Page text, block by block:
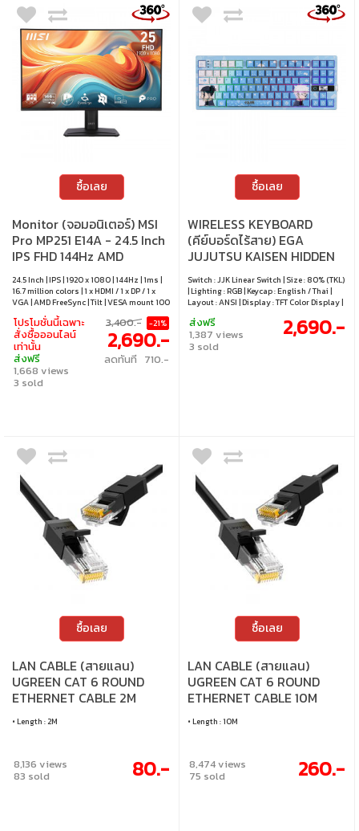
Switch • แสงไฟ : RGB • เลย์เอาต์ : ANSI • การ
เชื่อมต่อ : สาย USB-C เป็น USB-A แบบถอด
ซื้อเลย
Monitor (จอมอนิเตอร์) MSI
Pro MP251 E14A - 24.5 Inch
IPS FHD 144Hz AMD
FreeSync
24.5 Inch | IPS | 1920 x 1080 | 144Hz | 1ms |
16.7 million colors | 1 x HDMI / 1 x DP / 1 x
VGA | AMD FreeSync | Tilt | VESA mount 100
x 100 mm
โปรโมชั่นนี้เฉพาะ
สั่งซื้อออนไลน์
เท่านั้น
ส่งฟรี
1,668 views
3 sold
3,400.- -21%
2,690.-
ลดทันที 710.-
ซื้อเลย
WIRELESS KEYBOARD
(คีย์บอร์ดไร้สาย) EGA
JUJUTSU KAISEN HIDDEN
INVENTORY / PREMATURE
DEATH - JJK LINEAR
SWITCH RGB EN/TH GOJO
& GETO JJK-SS2 K1
Switch : JJK Linear Switch | Size : 80% (TKL)
| Lighting : RGB | Keycap : English / Thai |
Layout : ANSI | Display : TFT Color Display |
Bluetooth | Cable : USB-C to USB-A cable |
Hot swappable : Yes, compatible with 3 / 5
pin switch
ส่งฟรี
1,387 views
3 sold
2,690.-
ซื้อเลย
LAN CABLE (สายแลน)
UGREEN CAT 6 ROUND
ETHERNET CABLE 2M
(BLACK) (20160)
• Length : 2M
8,136 views
83 sold 80.-
ซื้อเลย
LAN CABLE (สายแลน)
UGREEN CAT 6 ROUND
ETHERNET CABLE 10M
(BLACK) (20164)
• Length : 10M
8,474 views
75 sold 260.-